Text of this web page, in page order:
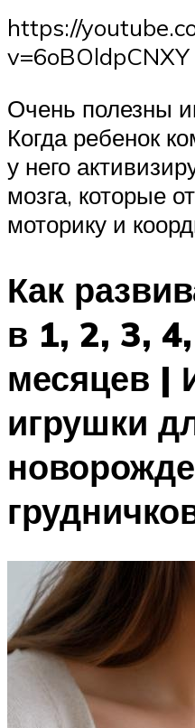
https://
v=6oBOldpCNXY
Очень полезны
Когда ребенок
у него
мозга, которые
моторику и
Как
в 1, 2, 3,
месяцев |
игрушки